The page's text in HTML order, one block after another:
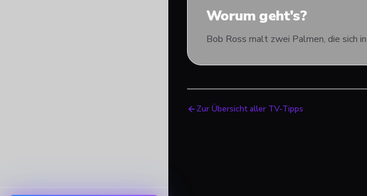
Worum geht's?
Bob Ross malt zwei Palmen, die sich
Zur Übersicht aller TV-Tipps